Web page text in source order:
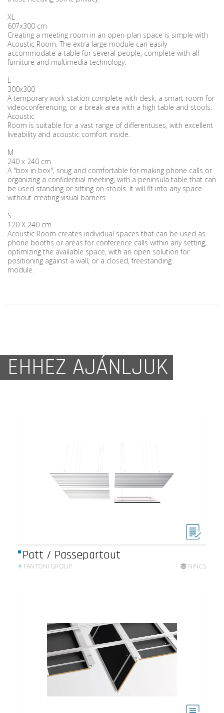
XL
607x300 cm
Creating a meeting room in an open-plan space is simple with
Acoustic Room. The extra large module can easily
accommodate a table for several people, complete with all
furniture and multimedia technology.
L
300x300
A temporary work station complete with desk, a smart room for
videoconferencing, or a break area with a high table and stools:
Acoustic
Room is suitable for a vast range of differentuses, with excellent
liveability and acoustic comfort inside.
M
240 x 240 cm
A "box in box", snug and comfortable for making phone calls or
organizing a confidential meeting, with a peninsula table that can
be used standing or sitting on stools. It will fit into any space
without creating visual barriers.
S
120 X 240 cm
Acoustic Room creates individual spaces that can be used as
phone booths or areas for conference calls within any setting,
optimizing the available space, with an open solution for
positioning against a wall, or a closed, freestanding
module.
EHHEZ AJÁNLJUK
Patt / Passepartout
# FANTONI GROUP NINCS